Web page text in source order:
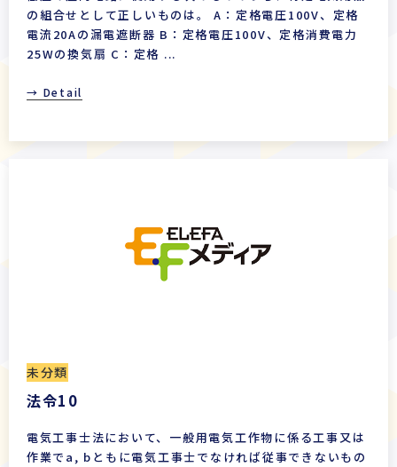
の組合せとして正しいものは。 A：定格電圧100V、定格
電流20Aの漏電遮断器 B：定格電圧100V、定格消費電力
25Wの換気扇 C：定格 ...
→ Detail
未分類
法令10
電気工事士法において、一般用電気工作物に係る工事又は
作業でa, bともに電気工事士でなければ従事できないもの